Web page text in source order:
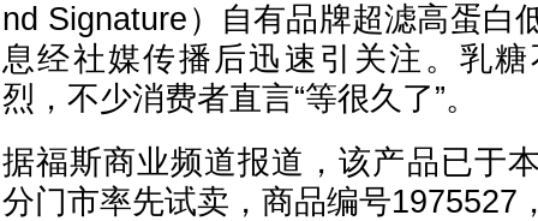
nd Signature）自有品牌超滤高蛋白
息经社媒传播后迅速引关注。乳
烈，不少消费者直言“等很久了”。
据福斯商业频道报道，该产品已于
分门市率先试卖，商品编号1975527